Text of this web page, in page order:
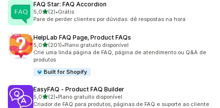
FAQ Star: FAQ Accordion
5,0de 5 estrelas
(2)
2 avaliações ao todo
•Grátis
Pare de perder clientes por dúvidas: dê respostas na hora
HelpLab FAQ Page, Product FAQs
5,0de 5 estrelas
(201)
201 avaliações ao todo
•Plano gratuito disponível
Crie uma linda página de FAQ, página de atendimento ou Q&A de
produtos
Built for Shopify
EasyFAQ ‑ Product FAQ Builder
5,0de 5 estrelas
(2)
2 avaliações ao todo
•Plano gratuito disponível
Criador de FAQ para produtos, páginas de FAQ e suporte ao cliente